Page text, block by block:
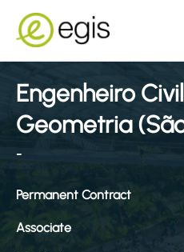
Engenheiro
Geometria
-
Permanent Contract
Associate